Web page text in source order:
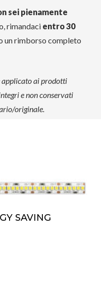
sei pienamente
rimandaci entro 30
un rimborso completo
applicato ai prodotti
e non conservati
originale.
SAVING